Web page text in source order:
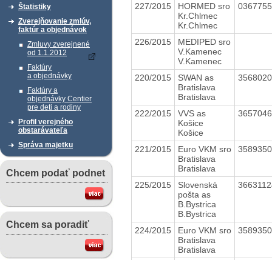
Štatistiky
Zverejňovanie zmlúv,
faktúr a objednávok
Zmluvy zverejnené
od 1.1.2012
Faktúry
a objednávky
Faktúry a
objednávky Centier
pre deti a rodiny
Profil verejného
obstarávateľa
Správa majetku
Chcem podať podnet
Chcem sa poradiť
227/2015
HORMED sro
Kr.Chlmec
Kr.Chlmec
226/2015
MEDIPED sro
V.Kamenec
V.Kamenec
220/2015
SWAN as
Bratislava
Bratislava
222/2015
VVS as
Košice
Košice
221/2015
Euro VKM sro
Bratislava
Bratislava
225/2015
Slovenská
pošta as
B.Bystrica
B.Bystrica
224/2015
Euro VKM sro
Bratislava
Bratislava